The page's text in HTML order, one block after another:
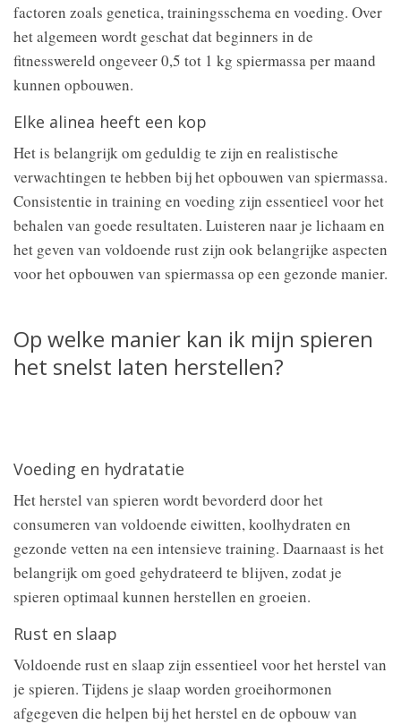
factoren zoals genetica, trainingsschema en voeding. Over
het algemeen wordt geschat dat beginners in de
fitnesswereld ongeveer 0,5 tot 1 kg spiermassa per maand
kunnen opbouwen.
Elke alinea heeft een kop
Het is belangrijk om geduldig te zijn en realistische
verwachtingen te hebben bij het opbouwen van spiermassa.
Consistentie in training en voeding zijn essentieel voor het
behalen van goede resultaten. Luisteren naar je lichaam en
het geven van voldoende rust zijn ook belangrijke aspecten
voor het opbouwen van spiermassa op een gezonde manier.
Op welke manier kan ik mijn spieren
het snelst laten herstellen?
Voeding en hydratatie
Het herstel van spieren wordt bevorderd door het
consumeren van voldoende eiwitten, koolhydraten en
gezonde vetten na een intensieve training. Daarnaast is het
belangrijk om goed gehydrateerd te blijven, zodat je
spieren optimaal kunnen herstellen en groeien.
Rust en slaap
Voldoende rust en slaap zijn essentieel voor het herstel van
je spieren. Tijdens je slaap worden groeihormonen
afgegeven die helpen bij het herstel en de opbouw van